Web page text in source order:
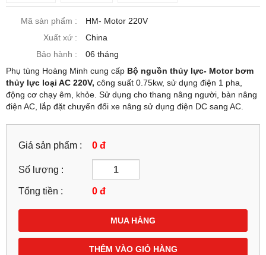
Mã sản phẩm :
HM- Motor 220V
Xuất xứ :
China
Bảo hành :
06 tháng
Phụ tùng Hoàng Minh cung cấp Bộ nguồn thủy lực- Motor bơm
thủy lực loại AC 220V, công suất 0.75kw, sử dụng điện 1 pha,
động cơ chạy êm, khỏe. Sử dụng cho thang nâng người, bàn nâng
điện AC, lắp đặt chuyển đổi xe nâng sử dụng điện DC sang AC.
Giá sản phẩm : 0 đ
Số lượng :
Tổng tiền : 0 đ
MUA HÀNG
THÊM VÀO GIỎ HÀNG